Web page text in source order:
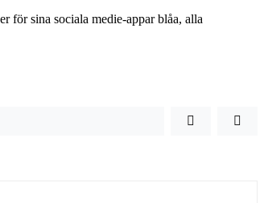
för sina sociala medie-appar blåa, alla